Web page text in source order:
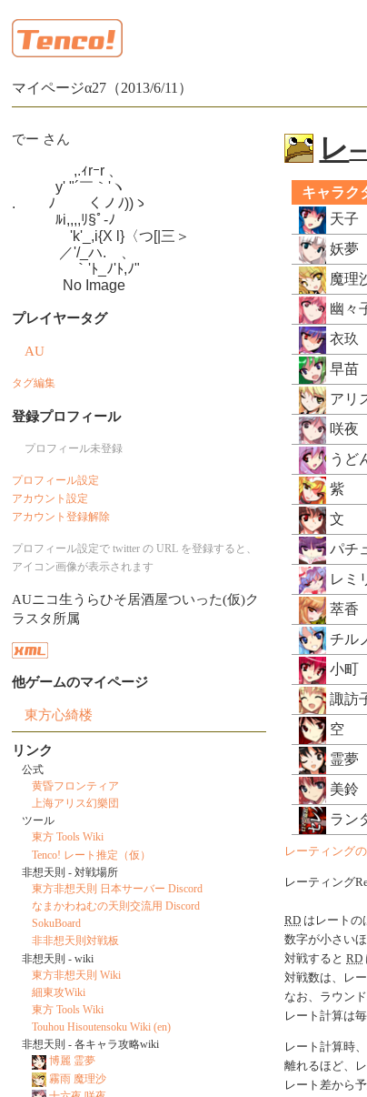
マイページα27（2013/6/11）
レ
キャラク
天子
妖夢
魔理
幽々
衣玖
早苗
アリ
咲夜
うど
紫
文
パチ
レミ
萃香
チル
小町
諏訪
空
霊夢
美鈴
ラン
レーティング
レーティング
RD はレートの
数字が小さい
対戦するとRD
対戦数は、レ
なお、ラウン
レート計算は
レート計算時
離れるほど、
レート差から
でー さん
,.ｨrｰr 、
y' "´￣｀'ヽ
.　　 ﾉ　　 くノﾉ))ゝ
ﾙi,,,,ﾘ§ﾟ-ﾉ
'k'_,i{X l}〈つ[|三＞
／'/_ハ.ゝ、
｀'ﾄ_ﾉ'ﾄ,ﾉ"
No Image
プレイヤータグ
AU
タグ編集
登録プロフィール
プロフィール未登録
プロフィール設定
アカウント設定
アカウント登録解除
プロフィール設定で twitter の URL を登録すると、
アイコン画像が表示されます
AUニコ生うらひそ居酒屋ついった(仮)ク
ラスタ所属
他ゲームのマイページ
東方心綺楼
リンク
公式
黄昏フロンティア
上海アリス幻樂団
ツール
東方 Tools Wiki
Tenco! レート推定（仮）
非想天則 - 対戦場所
東方非想天則 日本サーバー Discord
なまかわねむの天則交流用 Discord
SokuBoard
非非想天則対戦板
非想天則 - wiki
東方非想天則 Wiki
細東攻Wiki
東方 Tools Wiki
Touhou Hisoutensoku Wiki (en)
非想天則 - 各キャラ攻略wiki
博麗 霊夢
霧雨 魔理沙